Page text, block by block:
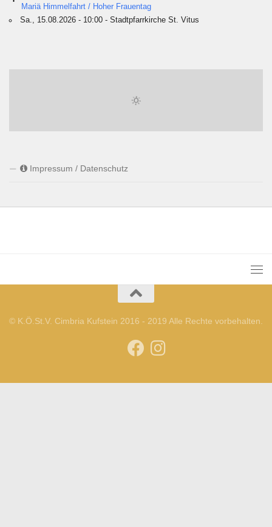
Mariä Himmelfahrt / Hoher Frauentag
Sa., 15.08.2026 - 10:00 - Stadtpfarrkirche St. Vitus
Impressum / Datenschutz
© K.Ö.St.V. Cimbria Kufstein 2016 - 2019 Alle Rechte vorbehalten.